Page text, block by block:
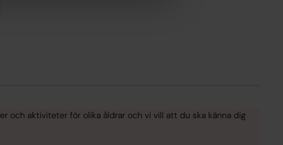
och aktiviteter för olika åldrar och vi vill att du ska känna dig